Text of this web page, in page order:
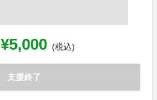
¥5,000 (税込)
支援終了